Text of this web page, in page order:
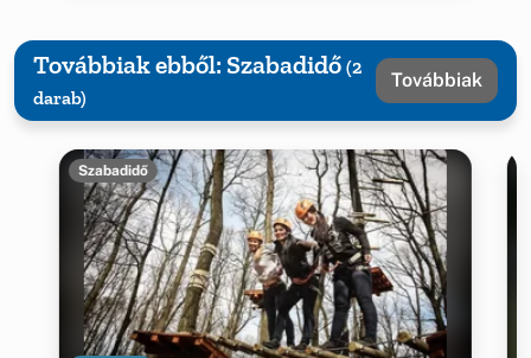
Továbbiak ebből: Szabadidő (2
darab)
Továbbiak
Szabadidő